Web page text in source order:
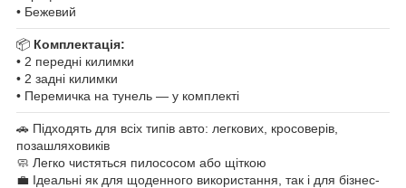
• Бежевий
📦 Комплектація:
• 2 передні килимки
• 2 задні килимки
• Перемичка на тунель — у комплекті
🚗 Підходять для всіх типів авто: легкових, кросоверів,
позашляховиків
🧼 Легко чистяться пилососом або щіткою
💼 Ідеальні як для щоденного використання, так і для бізнес-